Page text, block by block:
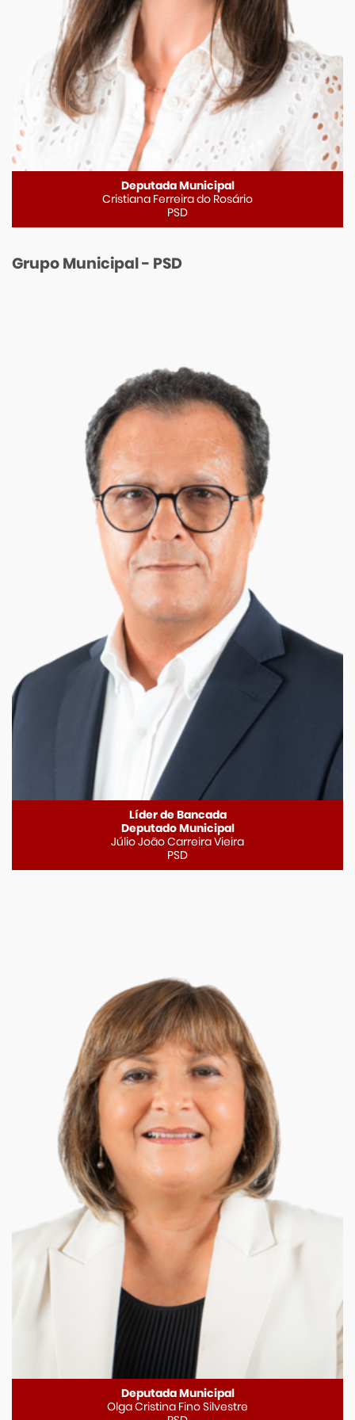
Deputada Municipal
Cristiana Ferreira do Rosário
PSD
Grupo Municipal - PSD
Líder de Bancada
Deputado Municipal
Júlio João Carreira Vieira
PSD
Deputada Municipal
Olga Cristina Fino Silvestre